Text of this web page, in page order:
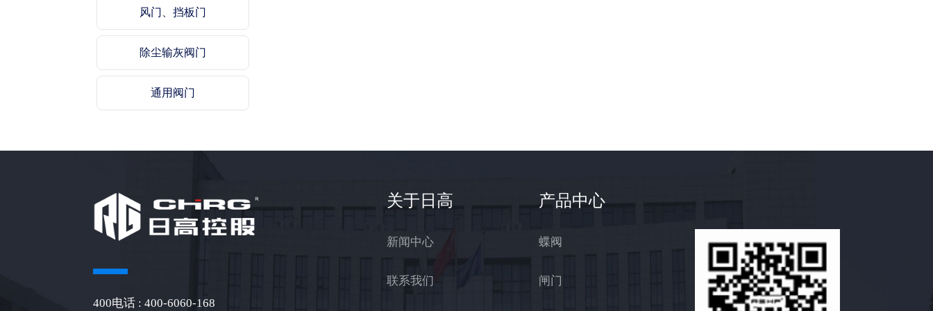
风门、挡板门
除尘输灰阀门
通用阀门
400电话 : 400-6060-168
关于日高
新闻中心
联系我们
产品中心
蝶阀
闸门